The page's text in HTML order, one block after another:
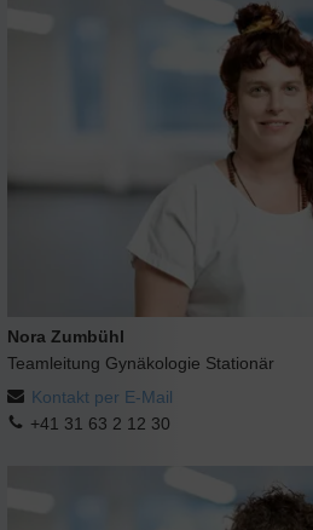
Nora Zumbühl
Teamleitung Gynäkologie Stationär
Kontakt per E-Mail
+41 31 63 2 12 30